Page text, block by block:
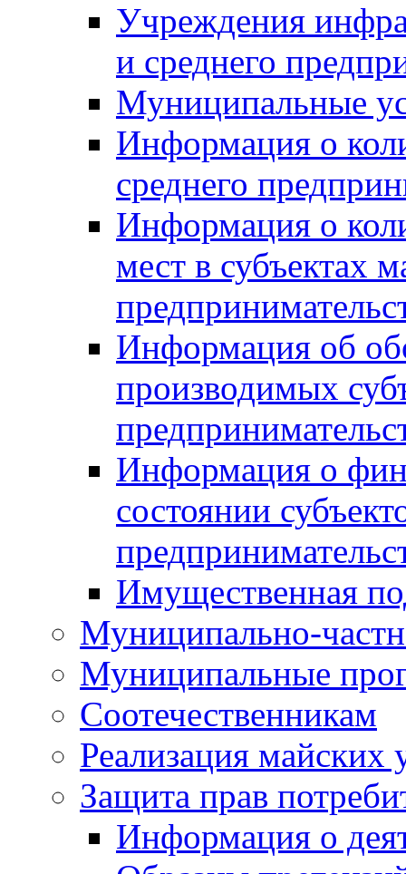
Учреждения
и среднего
Муниципальные
Информация о
среднего
Информация о
мест в субъектах
Информация об
производимых
Информация о
состоянии
Имущественная
Муниципально-
Муниципальные
Соотечественникам
Реализация майских
Защита прав
Информация о